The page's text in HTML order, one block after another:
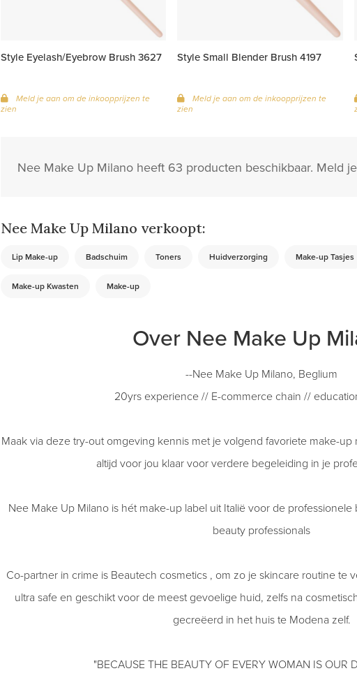
Style Eyelash/Eyebrow Brush 3627
Meld je aan om de inkoopprijzen te
zien
Style Small Blender Brush 4197
Meld je aan om de inkoopprijzen te
zien
Nee Make Up Milano heeft 63 producten beschikbaar. Meld
Nee Make Up Milano verkoopt:
Lip Make-up Badschuim Toners Huidverzorging Make-up Tasjes
Make-up Kwasten Make-up
Over Nee Make Up
--Nee Make Up Milano, Beglium
20yrs experience // E-commerce chain //
Maak via deze try-out omgeving kennis met je volgend favoriete make-
altijd voor jou klaar voor verdere begeleiding in je
Nee Make Up Milano is hét make-up label uit Italië voor de
beauty professionals
Co-partner in crime is Beautech cosmetics , om zo je skincare routine te
ultra safe en geschikt voor de meest gevoelige huid, zelfs na
gecreëerd in het huis te Modena zelf.
"BECAUSE THE BEAUTY OF EVERY WOMAN IS OUR